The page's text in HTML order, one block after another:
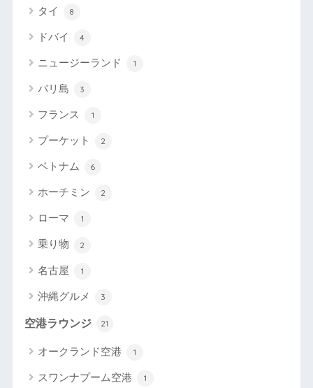
タイ 8
ドバイ 4
ニュージーランド 1
バリ島 3
フランス 1
プーケット 2
ベトナム 6
ホーチミン 2
ローマ 1
乗り物 2
名古屋 1
沖縄グルメ 3
空港ラウンジ 21
オークランド空港 1
スワンナプーム空港 1